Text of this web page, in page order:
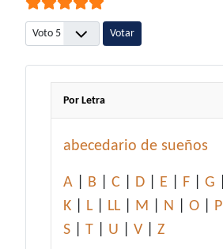
Por favor, vote
Por Letra
abecedario de sueños
A B C D E F G
K
L LL M N O P
S
T U V Z